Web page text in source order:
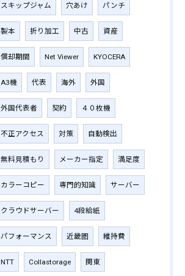
スキップジャム 穴あけ パンチ
製本 折り加工 中古 資産
償却期間 Net Viewer KYOCERA
A3機 代表 海外 外国
外国代表者 契約 ４０枚機
不正アクセス 対策 自動検出
無料見積もり メーカー指定 満足度
カラーコピー 専門的知識 サーバー
クラウドサーバー 4段給紙
パフォーマンス 近畿圏 維持費
NTT Collastorage 関東